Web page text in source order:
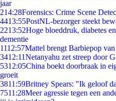
jaar
214:28Forensics: Crime Scene
4413:55PostNL-bezorger steekt
2213:52Hoge bloeddruk, diabetes
dementie
1112:57Mattel brengt Barbiepop
3412:11Netanyahu zet streep door
5312:05China boekt doorbraak in
groeit
3811:59Britney Spears: "Ik geloof
7511:28Meer agressie tegen een